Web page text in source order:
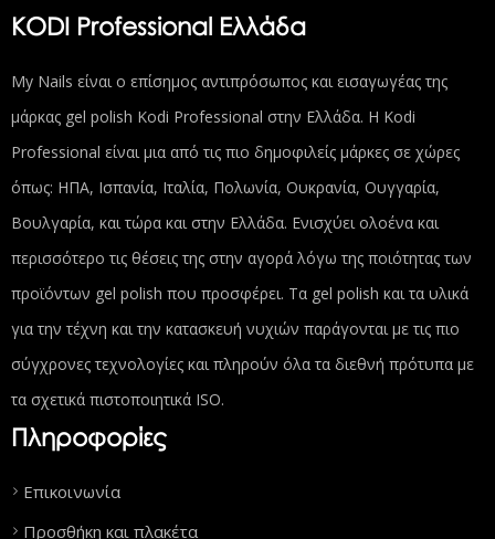
KODI Professional Ελλάδα
My Nails είναι ο επίσημος αντιπρόσωπος και εισαγωγέας της
μάρκας gel polish Kodi Professional στην Ελλάδα. Η Kodi
Professional είναι μια από τις πιο δημοφιλείς μάρκες σε χώρες
όπως: ΗΠΑ, Ισπανία, Ιταλία, Πολωνία, Ουκρανία, Ουγγαρία,
Βουλγαρία, και τώρα και στην Ελλάδα. Ενισχύει ολοένα και
περισσότερο τις θέσεις της στην αγορά λόγω της ποιότητας των
προϊόντων gel polish που προσφέρει. Τα gel polish και τα υλικά
για την τέχνη και την κατασκευή νυχιών παράγονται με τις πιο
σύγχρονες τεχνολογίες και πληρούν όλα τα διεθνή πρότυπα με
τα σχετικά πιστοποιητικά ISO.
Πληροφορίες
Επικοινωνία
Προσθήκη και πλακέτα